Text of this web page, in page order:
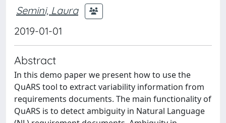
Semini, Laura
2019-01-01
Abstract
In this demo paper we present how to use the
QuARS tool to extract variability information from
requirements documents. The main functionality of
QuARS is to detect ambiguity in Natural Language